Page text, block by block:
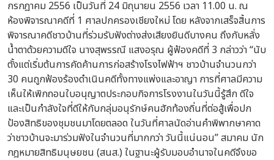
กรกฎาคม 2556 เป็นวันที่ 24 มิถุนายน 2556 เวลา 11.00 น. ณ
ห้องพิจารณาคดีที่ 1 ศาลปกครองเชียงใหม่ โดย หลังจากเสร็จสิ้นการ
พิจารณาคดีชาวบ้านที่ร่วมรับฟังต่างส่งเสียงยินดีบางคน ถึงกับหลั่ง
น้ำตาด้วยความดีใจ นางสุพรรณี แสงอรุณ ผู้ฟ้องคดีที่ 3 กล่าวว่า “นับ
ตั้งแต่เริ่มต้นการคัดค้านการก่อสร้างโรงไฟฟ้าฯ ชาวบ้านจำนวนกว่า
30 คนถูกฟ้องร้องดำเนินคดีทั้งทางแพ่งและอาญา การที่ศาลมีความ
เห็นให้เพิกถอนใบอนุญาตประกอบกิจการโรงงานในวันนี้รู้สึก ดีใจ
และเป็นกำลังใจที่ดีให้กับกลุ่มอนุรักษ์คนฮักท้องถิ่นที่ต่อสู้เพื่อปก
ป้องสิทธิของชุมชนมาโดยตลอด ในวันที่ศาลนัดอ่านคำพิพากษาคาด
ว่าชาวบ้านจะมาร่วมฟังในจำนวนที่มากกว่า วันนี้แน่นอน” สมาคม นัก
กฎหมายสิทธิมนุษยชน (สนส.) ในฐานะผู้รับมอบอำนาจในคดีจึงขอ